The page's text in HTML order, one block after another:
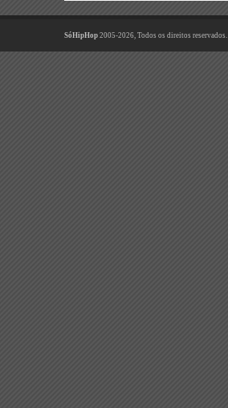
SóHipHop 2005-2026, Todos os direitos reservados.